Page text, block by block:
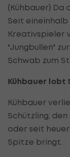
(Kühbauer) Da
Seit
Kreativspieler
"Jungbullen"
Schwab zum
Kühbauer lobt
Kühbauer
Schützling,
oder seit
Spitze bringt.